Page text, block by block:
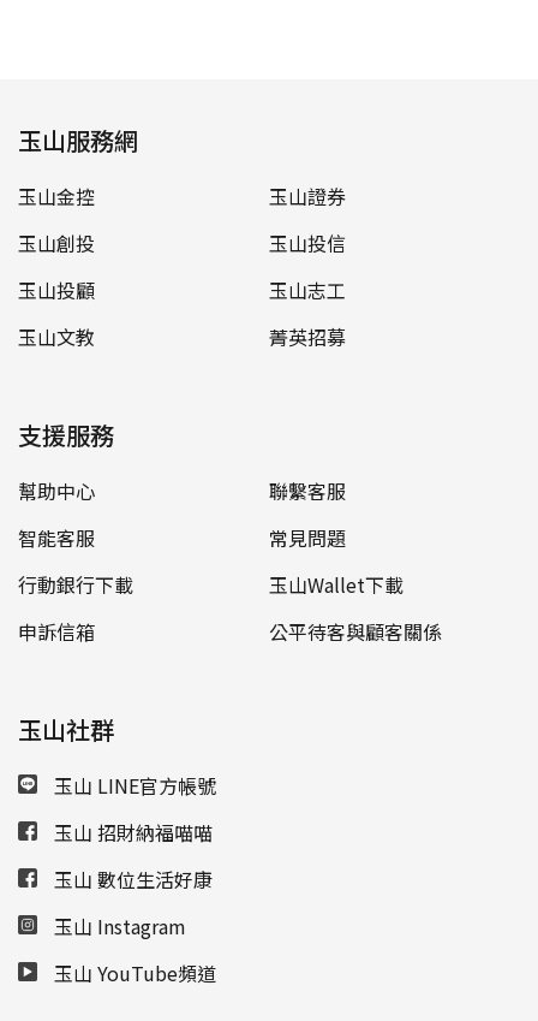
玉山服務網
玉山金控
玉山證券
玉山創投
玉山投信
玉山投顧
玉山志工
玉山文教
菁英招募
支援服務
幫助中心
聯繫客服
智能客服
常見問題
行動銀行下載
玉山Wallet下載
申訴信箱
公平待客與顧客關係
玉山社群
玉山 LINE官方帳號
玉山 招財納福喵喵
玉山 數位生活好康
玉山 Instagram
玉山 YouTube頻道